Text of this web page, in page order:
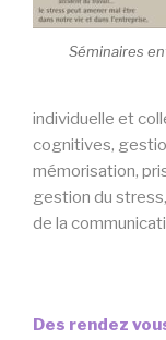
Séminaires
individuelle et
cognitives,
mémorisation,
gestion du
de la
Des rendez